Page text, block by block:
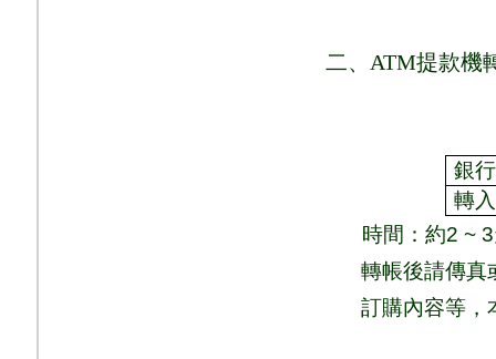
二、 ATM提款機
銀
轉
時間： 約2 ~ 3
轉帳後請傳真
訂購內容等，